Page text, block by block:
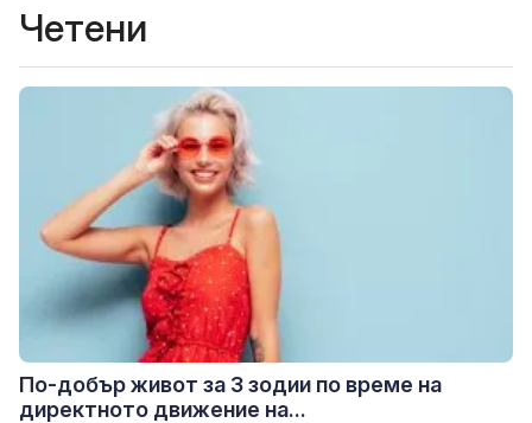
Четени
По-добър живот за 3 зодии по време на
директното движение на...